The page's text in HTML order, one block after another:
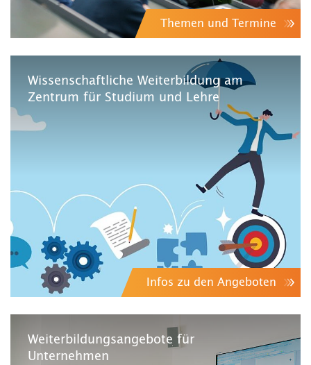
Themen und Termine
Wissenschaftliche Weiterbildung am
Zentrum für Studium und Lehre
Infos zu den Angeboten
Weiterbildungsangebote für
Unternehmen